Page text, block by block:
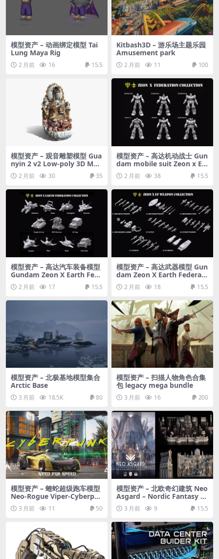
模型资产 – 动画绑定模型 Tai
Lung Maya Rig
2 月前 16 15.5
Kitbash3D – 游乐场主题乐园
Amusement park
2 月前 11 100
模型资产 – 观音雕塑模型 Gua
nyin 2 v2 Low-poly 3D Mod
el 2 月前 30 35
模型资产 – 高达机动战士 Gun
dam mobile suit Zeon x Ea
rth Federation collection 3
D model
2 月前 38 15.5
模型资产 – 高达汽车装备模型
Gundam Zeon X Earth Fede
ration Space military Colle
ction 3D model
2 月前 17 15.5
模型资产 – 高达武器模型 Gun
dam Zeon X Earth Federati
on Weapon Collection 3D
model
2 月前 18 15.5
模型资产 – 北极基地模型集合
Arctic Base
3 月前 18.5K 80
模型资产 – 扫描人物角色合集
包 legacy mega bundle
3 月前 16 200
模型资产 – 蝰蛇超级跑车模型
Neo-Rogue Viper-Cyberpu
nk Supercar 3D Model SCI
FI 3D model
3 月前 11 50
模型资产 – 北欧奇幻建筑 Neo
Asgard – Nordic Fantasy B
uildings And Environment
3D Asset Kitbash Pack Blen
der
3 月前 9 15.5